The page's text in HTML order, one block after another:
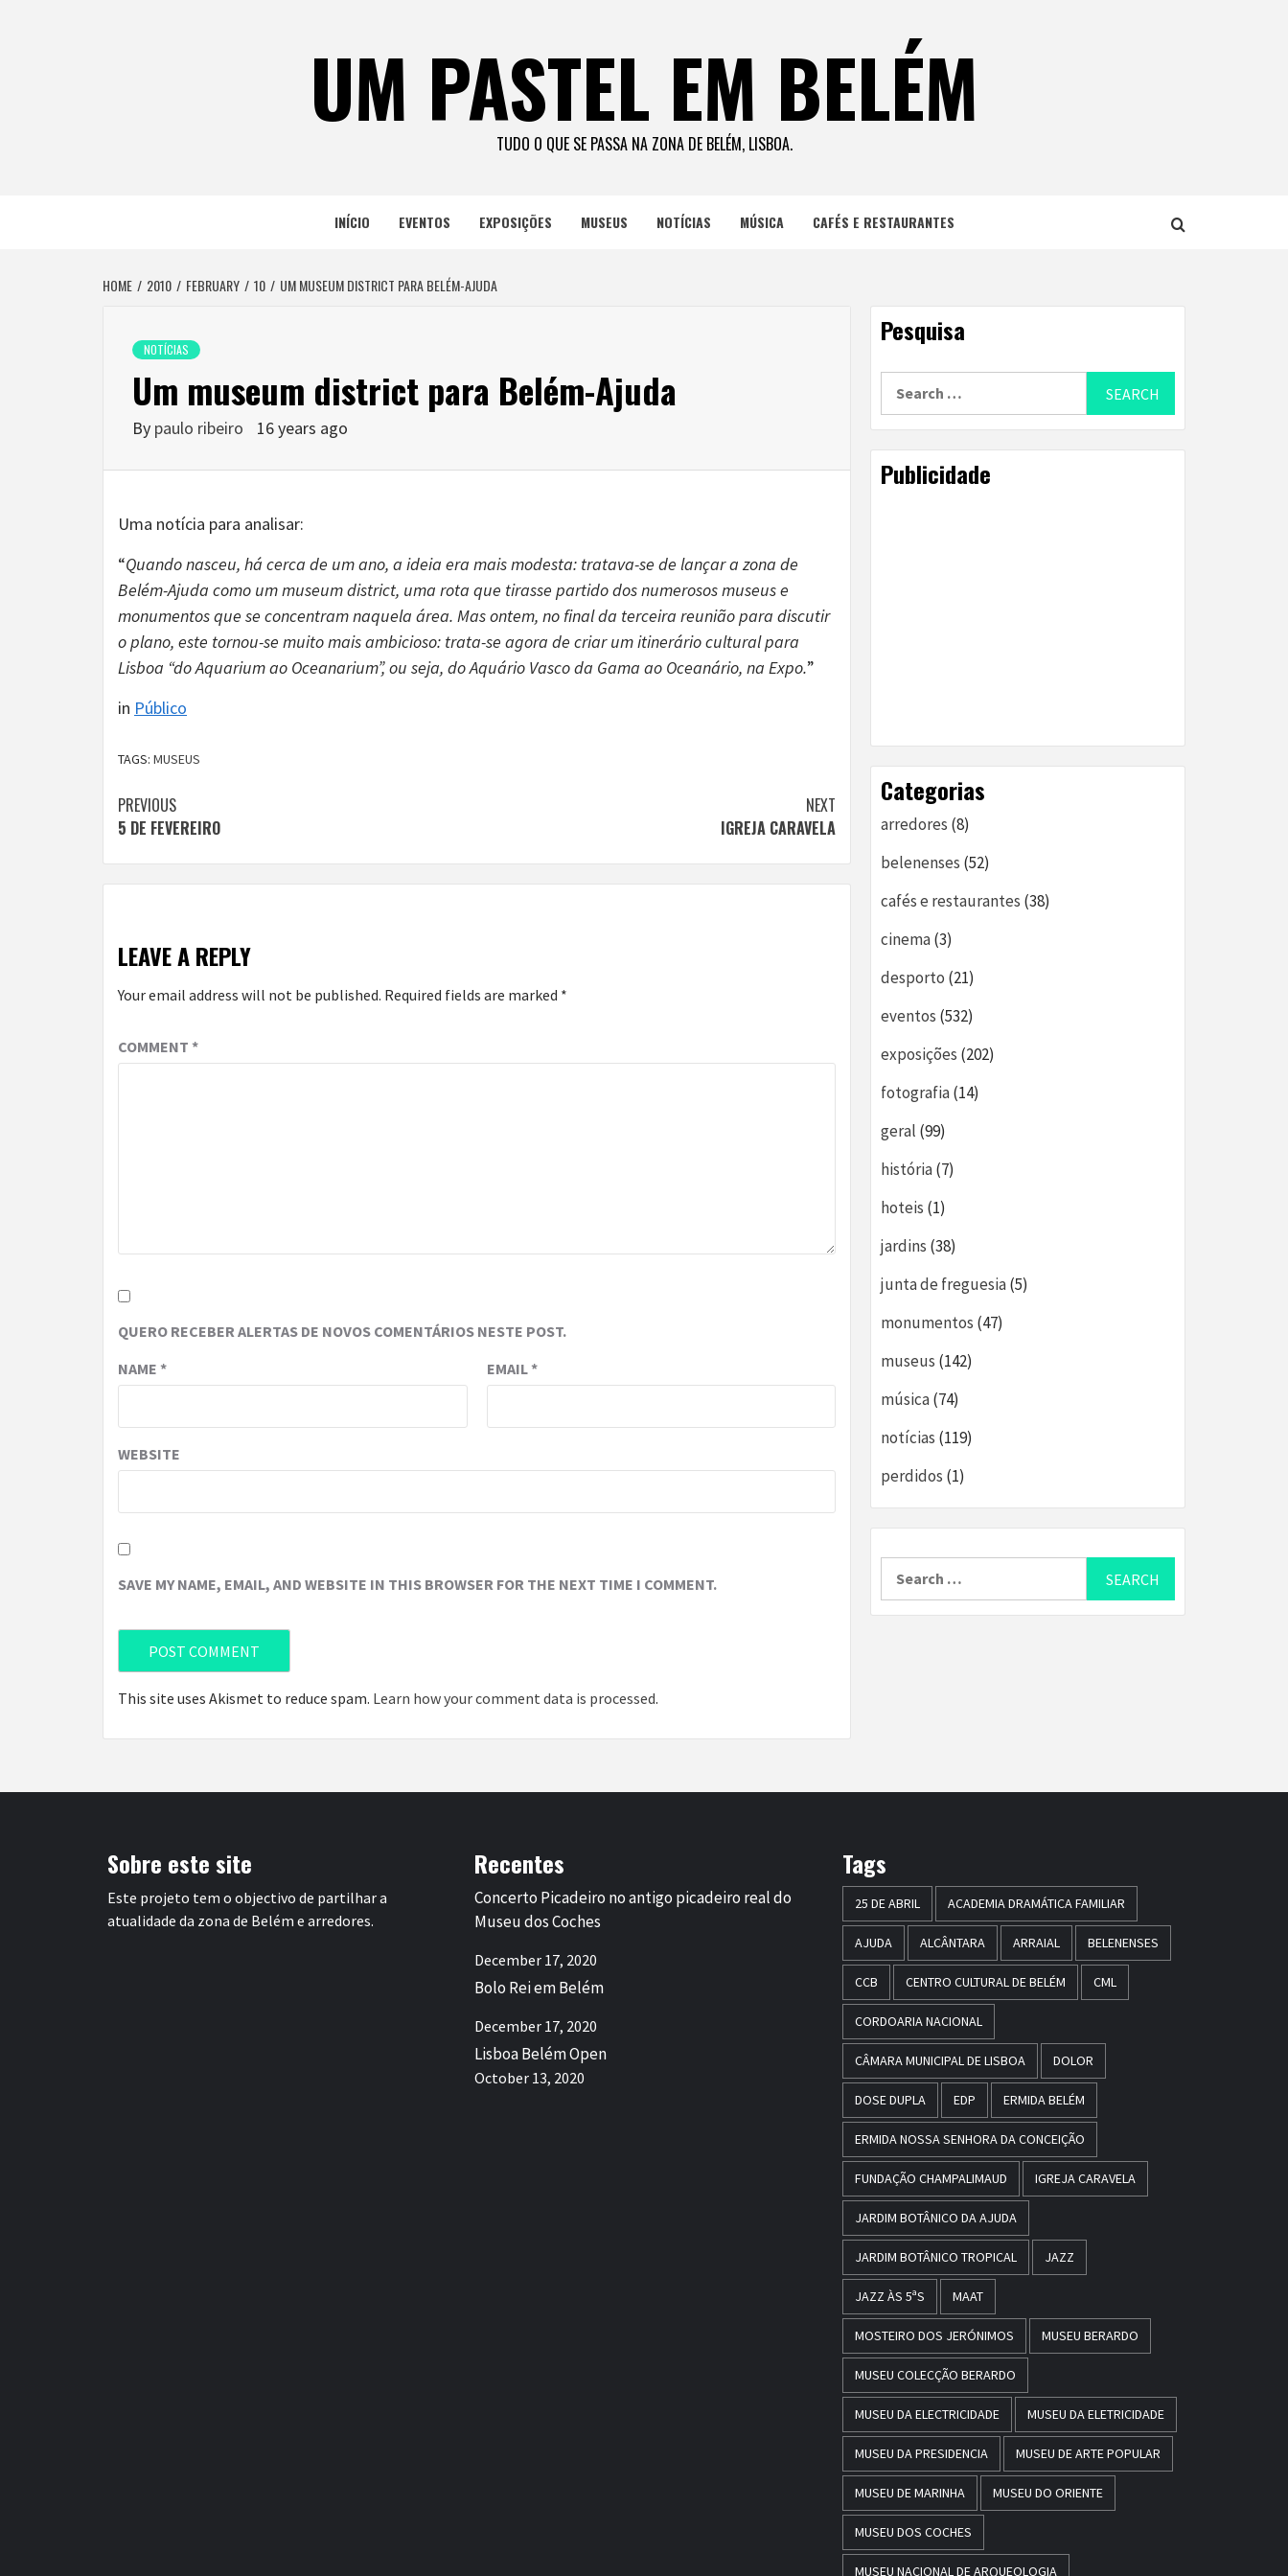
UM PASTEL EM BELÉM
TUDO O QUE SE PASSA NA ZONA DE BELÉM, LISBOA.
INÍCIO EVENTOS EXPOSIÇÕES MUSEUS NOTÍCIAS MÚSICA CAFÉS E RESTAURANTES
HOME 2010 FEBRUARY 10 UM MUSEUM DISTRICT PARA BELÉM-AJUDA
NOTÍCIAS
Um museum district para Belém-Ajuda
By paulo ribeiro 16 years ago
Uma notícia para analisar:
“Quando nasceu, há cerca de um ano, a ideia era mais modesta: tratava-se de lançar a zona de
Belém-Ajuda como um museum district, uma rota que tirasse partido dos numerosos museus e
monumentos que se concentram naquela área. Mas ontem, no final da terceira reunião para discutir
o plano, este tornou-se muito mais ambicioso: trata-se agora de criar um itinerário cultural para
Lisboa “do Aquarium ao Oceanarium”, ou seja, do Aquário Vasco da Gama ao Oceanário, na Expo.”
in Público
TAGS: MUSEUS
Continue
Reading
PREVIOUS
5 DE FEVEREIRO
NEXT
IGREJA CARAVELA
LEAVE A REPLY
Your email address will not be published. Required fields are marked *
COMMENT *
QUERO RECEBER ALERTAS DE NOVOS COMENTÁRIOS NESTE POST.
NAME * EMAIL*
WEBSITE
SAVE MY NAME, EMAIL, AND WEBSITE IN THIS BROWSER FOR THE NEXT TIME I COMMENT.
This site uses Akismet to reduce spam. Learn how your comment data is processed.
Pesquisa
Publicidade
Categorias
arredores (8)
belenenses (52)
cafés e restaurantes (38)
cinema(3)
desporto (21)
eventos (532)
exposições (202)
fotografia(14)
geral (99)
história(7)
hoteis (1)
jardins (38)
junta de freguesia(5)
monumentos (47)
museus (142)
música(74)
notícias (119)
perdidos (1)
Sobre este site
Este projeto tem o objectivo de partilhar a
atualidade da zona de Belém e arredores.
Recentes
Concerto Picadeiro no antigo picadeiro real do
Museu dos Coches
December 17, 2020
Bolo Rei em Belém
December 17, 2020
Lisboa Belém Open
October 13, 2020
Tags
25 DE ABRIL ACADEMIA DRAMÁTICA FAMILIAR
AJUDA ALCÂNTARA ARRAIAL BELENENSES
CCB CENTRO CULTURAL DE BELÉM CML
CORDOARIA NACIONAL
CÂMARA MUNICIPAL DE LISBOA DOLOR
DOSE DUPLA EDP ERMIDA BELÉM
ERMIDA NOSSA SENHORA DA CONCEIÇÃO
FUNDAÇÃO CHAMPALIMAUD IGREJA CARAVELA
JARDIM BOTÂNICO DA AJUDA
JARDIM BOTÂNICO TROPICAL JAZZ
JAZZ ÀS 5ªS MAAT
MOSTEIRO DOS JERÓNIMOS MUSEU BERARDO
MUSEU COLECÇÃO BERARDO
MUSEU DA ELECTRICIDADE MUSEU DA ELETRICIDADE
MUSEU DA PRESIDENCIA MUSEU DE ARTE POPULAR
MUSEU DE MARINHA MUSEU DO ORIENTE
MUSEU DOS COCHES
MUSEU NACIONAL DE ARQUEOLOGIA